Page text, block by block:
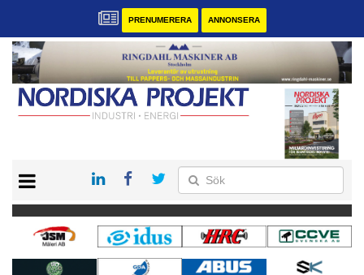
PRENUMERERA ANNONSERA
KONTAKT
VÅRA ANDRA MAGASIN
PRENUMERERA